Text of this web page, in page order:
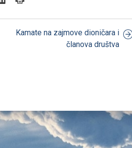
Kamate na zajmove dioničara i
članova društva